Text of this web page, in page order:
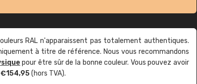
RAL n'apparaissent pas totalement authentiques.
à titre de référence. Nous vous recommandons
pour être sûr de la bonne couleur. Vous pouvez avoir
(hors TVA).
Guillaume Euvrard